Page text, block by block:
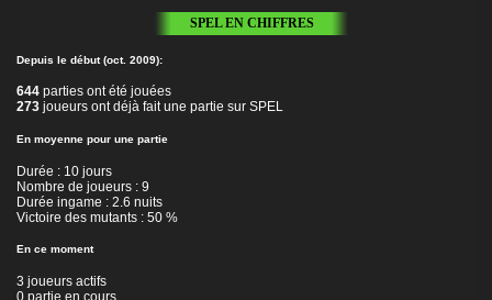
SPEL EN CHIFFRES
Depuis le début (oct. 2009):
644 parties ont été jouées
273 joueurs ont déjà fait une partie sur SPEL
En moyenne pour une partie
Durée : 10 jours
Nombre de joueurs : 9
Durée ingame : 2.6 nuits
Victoire des mutants : 50 %
En ce moment
3 joueurs actifs
0 partie en cours